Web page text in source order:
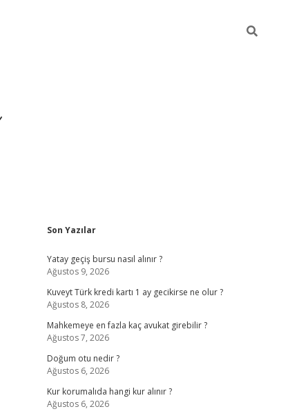
Sidebar
Son Yazılar
Yatay geçiş bursu nasıl alınır ?
Ağustos 9, 2026
Kuveyt Türk kredi kartı 1 ay gecikirse ne olur ?
Ağustos 8, 2026
Mahkemeye en fazla kaç avukat girebilir ?
Ağustos 7, 2026
Doğum otu nedir ?
Ağustos 6, 2026
Kur korumalıda hangi kur alınır ?
Ağustos 6, 2026
betci